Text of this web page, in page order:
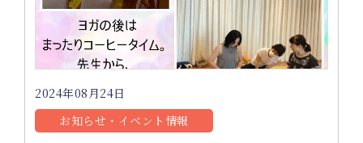
2024年08月24日
お知らせ・イベント情報